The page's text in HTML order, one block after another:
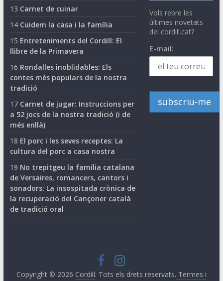
13 Carnet de cuinar
14 Cuidem la casa i la família
15 Entreteniments del Cordill: El
llibre de la Primavera
16 Rondalles inoblidables: Els
contes més populars de la nostra
tradició
17 Carnet de jugar: Instruccions per
a 52 jocs de la nostra tradició (i de
més enllà)
18 El porc i les seves receptes: La
cultura del porc a casa nostra
19 No trepitgeu la família catalana
de Versaires, romancers, cantors i
sonadors: La insospitada crònica de
la recuperació del Cançoner català
de tradició oral
Vols rebre les
últimes novetats
del cordill.cat?
E-mail:
Copyright © 2026 Cordill. Tots els drets reservats. Termes i